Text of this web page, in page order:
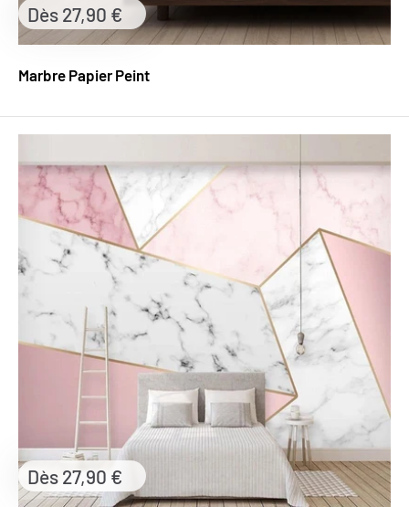
Marbre Papier Peint
Prix
réduit
Dès 27,90 €
Prix
réduit
Dès 27,90 €